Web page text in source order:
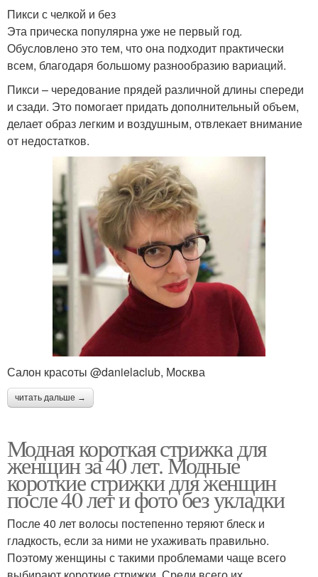
Пикси с челкой и без
Эта прическа популярна уже не первый год.
Обусловлено это тем, что она подходит практически
всем, благодаря большому разнообразию вариаций.
Пикси – чередование прядей различной длины спереди
и сзади. Это помогает придать дополнительный объем,
делает образ легким и воздушным, отвлекает внимание
от недостатков.
Салон красоты @danielaclub, Москва
читать дальше →
Модная короткая стрижка для
женщин за 40 лет. Модные
короткие стрижки для женщин
после 40 лет и фото без укладки
После 40 лет волосы постепенно теряют блеск и
гладкость, если за ними не ухаживать правильно.
Поэтому женщины с такими проблемами чаще всего